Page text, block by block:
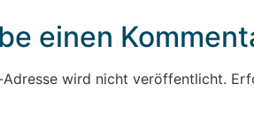
einen
Adresse wird nicht veröffentlicht.